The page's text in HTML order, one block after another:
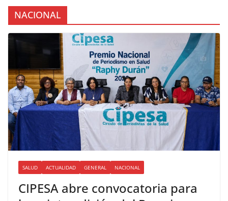
NACIONAL
SALUD ACTUALIDAD GENERAL NACIONAL
CIPESA abre convocatoria para